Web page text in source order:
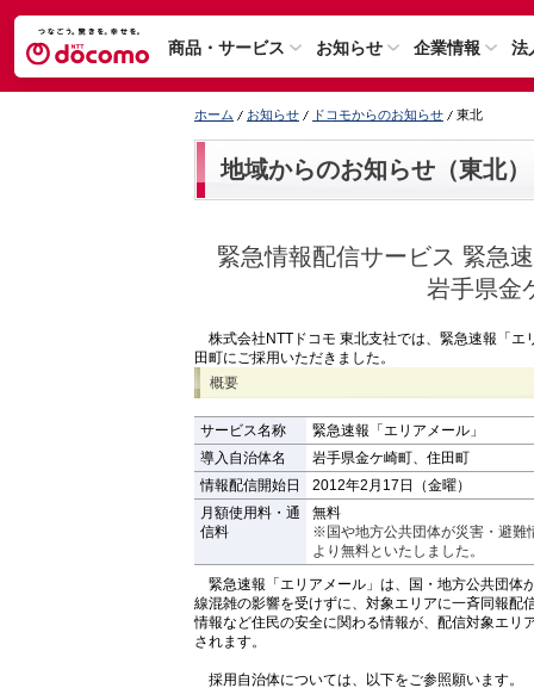
商品・サービス お知らせ 企業情報 法
ホーム お知らせ ドコモからのお知らせ 東北
地域からのお知らせ（東北）
緊急情報配信サービス 緊急
岩手県金
株式会社NTTドコモ 東北支社では、緊急速報「エ
田町にご採用いただきました。
概要
サービス名称
緊急速報「エリアメール」
導入自治体名
岩手県金ケ崎町、住田町
情報配信開始日
2012年2月17日（金曜）
月額使用料・通
信料
無料
※国や地方公共団体が災害・避難
より無料といたしました。
緊急速報「エリアメール」は、国・地方公共団体
線混雑の影響を受けずに、対象エリアに一斉同報配
情報など住民の安全に関わる情報が、配信対象エリ
されます。
採用自治体については、以下をご参照願います。